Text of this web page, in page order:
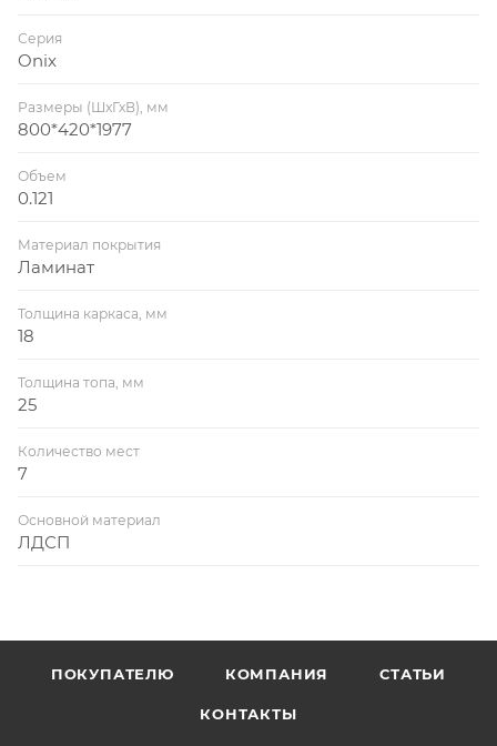
Серия
Onix
Размеры (ШхГхВ), мм
800*420*1977
Объем
0.121
Материал покрытия
Ламинат
Толщина каркаса, мм
18
Толщина топа, мм
25
Количество мест
7
Основной материал
ЛДСП
ПОКУПАТЕЛЮ КОМПАНИЯ СТАТЬИ
КОНТАКТЫ